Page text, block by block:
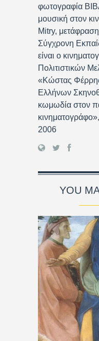
φωτογραφία
μουσική στον
Mitry,
Σύγχρονη
είναι ο
Πολιτιστικών
«Κώστας
Ελλήνων
κωμωδία στον
2006
YOU